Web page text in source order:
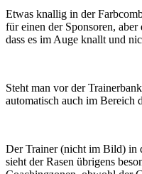
Etwas knallig in der
für einen der Sponsoren,
dass es im Auge knallt und
Steht man vor der
automatisch auch im Bereich
Der Trainer (nicht im Bild) in
sieht der Rasen übrigens